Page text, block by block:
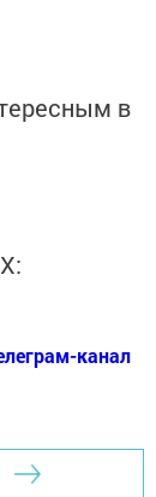
в
канал